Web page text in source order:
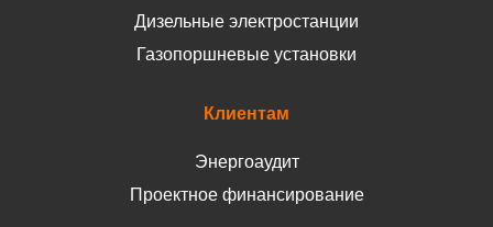
Дизельные электростанции
Газопоршневые установки
Клиентам
Энергоаудит
Проектное финансирование